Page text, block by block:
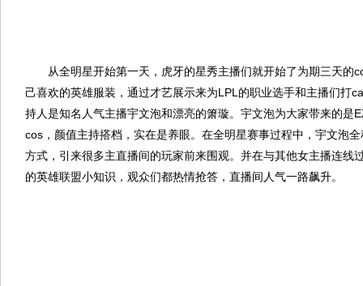
从全明星开始第一天，虎牙的星秀主播们就开始了为期三天的
己喜欢的英雄服装，通过才艺展示来为LPL的职业选手和主播们打
持人是知名人气主播宇文泡和漂亮的箫璇。宇文泡为大家带来的是
cos，颜值主持搭档，实在是养眼。在全明星赛事过程中，宇文泡
方式，引来很多主直播间的玩家前来围观。并在与其他女主播连线
的英雄联盟小知识，观众们都热情抢答，直播间人气一路飙升。